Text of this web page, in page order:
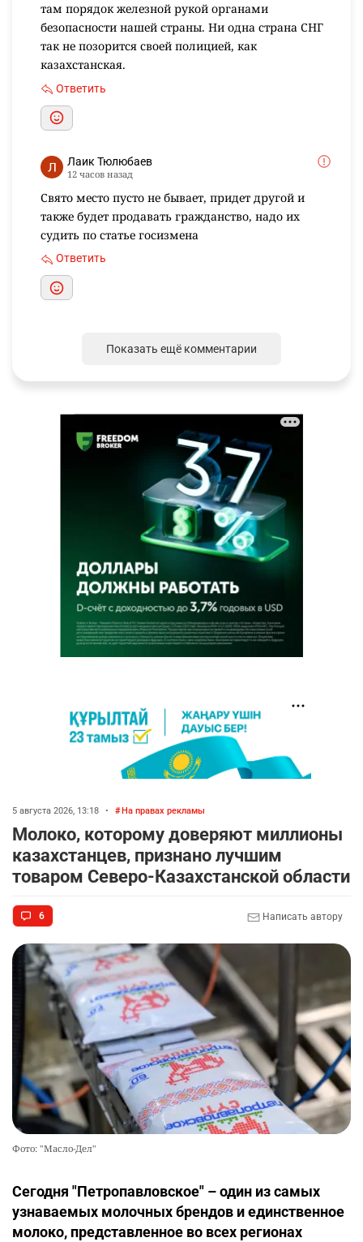
там порядок железной рукой органами
безопасности нашей страны. Ни одна страна СНГ
так не позорится своей полицией, как
казахстанская.
Ответить
Лаик Тюлюбаев
12 часов назад
Свято место пусто не бывает, придет другой и
также будет продавать гражданство, надо их
судить по статье госизмена
Ответить
Показать ещё комментарии
5 августа 2026, 13:18 • На правах рекламы
Молоко, которому доверяют миллионы
казахстанцев, признано лучшим
товаром Северо-Казахстанской области
6 Написать автору
Фото: "Масло-Дел"
Сегодня "Петропавловское" – один из самых
узнаваемых молочных брендов и единственное
молоко, представленное во всех регионах